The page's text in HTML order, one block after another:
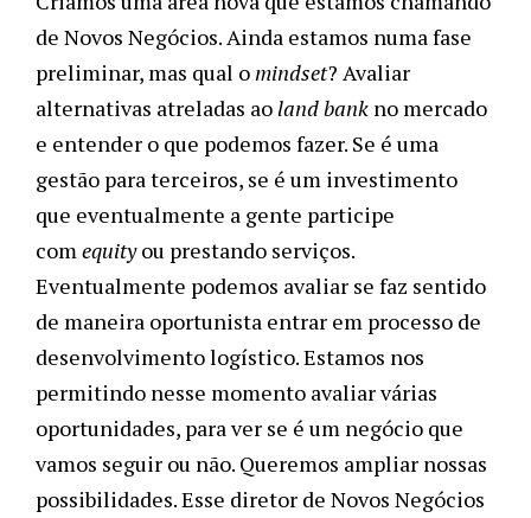
de Novos Negócios. Ainda estamos numa fase
preliminar, mas qual o mindset? Avaliar
alternativas atreladas aoland bank no mercado
e entender o que podemos fazer. Se é uma
gestão para terceiros, se é um investimento
que eventualmente a gente participe
com equityou prestando serviços.
Eventualmente podemos avaliar se faz sentido
de maneira oportunista entrar em processo de
desenvolvimento logístico. Estamos nos
permitindo nesse momento avaliar várias
oportunidades, para ver se é um negócio que
vamos seguir ou não. Queremos ampliar nossas
possibilidades. Esse diretor de Novos Negócios